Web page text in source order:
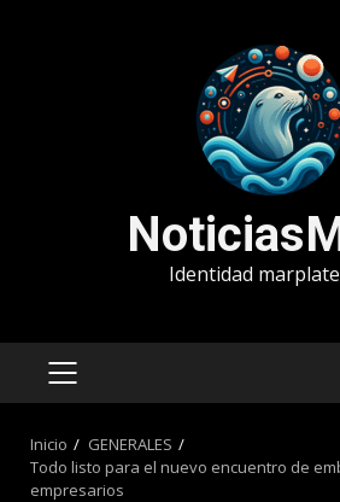
Identidad
MENÚ
Inicio
GENERALES
Todo listo para el nuevo encuentro de
empresarios